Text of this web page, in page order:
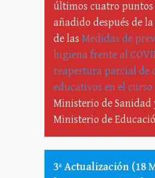
últimos cuatro puntos
añadido después de
de las Medidas de
higiena frente al
reapertura parcial de
educativos en el curso
Ministerio de Sanidad
Ministerio de
3ª Actualización (18